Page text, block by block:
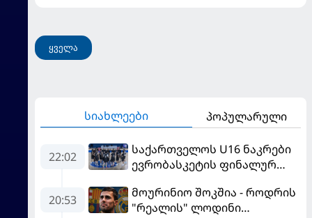
ყველა
სიახლეები პოპულარული
22:02
საქართველოს U16 ნაკრები
ევრობასკეტის ფინალურ
ასპარეზობას იწყებს
20:53
მოურინიო შოკშია - როდრის
"რეალის" ლოდინი